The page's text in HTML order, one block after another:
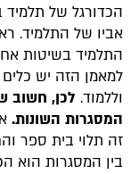
הכדורגל של
אביו של התלמיד.
התלמיד בשיטות
למאמן הזה יש
וללמוד.לכן, חשוב
המסגרות השונות.
זה תלוי בית ספר
בין המסגרות הוא